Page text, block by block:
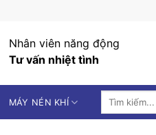
Nhân viên năng động
Tư vấn nhiệt tình
MÁY NÉN KHÍ
Tìm